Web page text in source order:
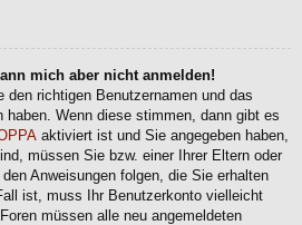
mich aber nicht anmelden!
den richtigen Benutzernamen und das
haben. Wenn diese stimmen, dann gibt es
aktiviert ist und Sie angegeben haben,
müssen Sie bzw. einer Ihrer Eltern oder
Anweisungen folgen, die Sie erhalten
ist, muss Ihr Benutzerkonto vielleicht
müssen alle neu angemeldeten